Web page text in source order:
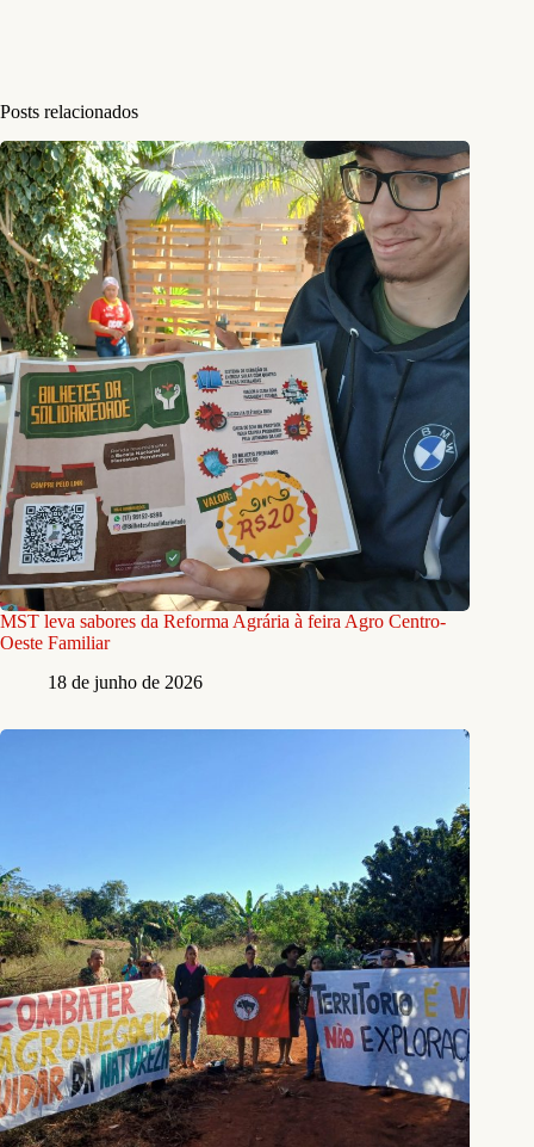
Posts relacionados
MST leva sabores da Reforma Agrária à feira Agro Centro-
Oeste Familiar
18 de junho de 2026